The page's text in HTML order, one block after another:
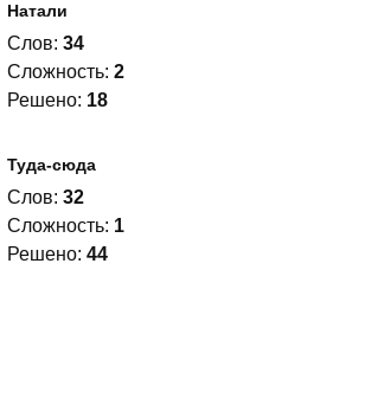
Натали
Слов: 34
Сложность: 2
Решено: 18
Туда-сюда
Слов: 32
Сложность: 1
Решено: 44